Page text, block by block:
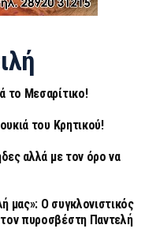
το Μεσαρίτικο!
του Κρητικού!
αλλά με τον όρο να
μας»: Ο συγκλονιστικός
πυροσβέστη Παντελή